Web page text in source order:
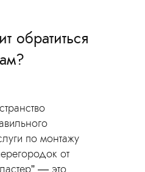
заявку
обратиться
по монтажу
от